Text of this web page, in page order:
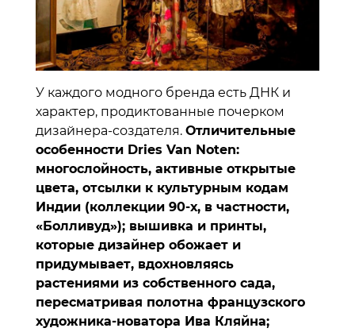
У каждого модного бренда есть ДНК и
характер, продиктованные почерком
дизайнера-создателя. Отличительные
особенности Dries Van Noten:
многослойность, активные открытые
цвета, отсылки к культурным кодам
Индии (коллекции 90-х, в частности,
«Болливуд»); вышивка и принты,
которые дизайнер обожает и
придумывает, вдохновляясь
растениями из собственного сада,
пересматривая полотна французского
художника-новатора Ива Кляйна;